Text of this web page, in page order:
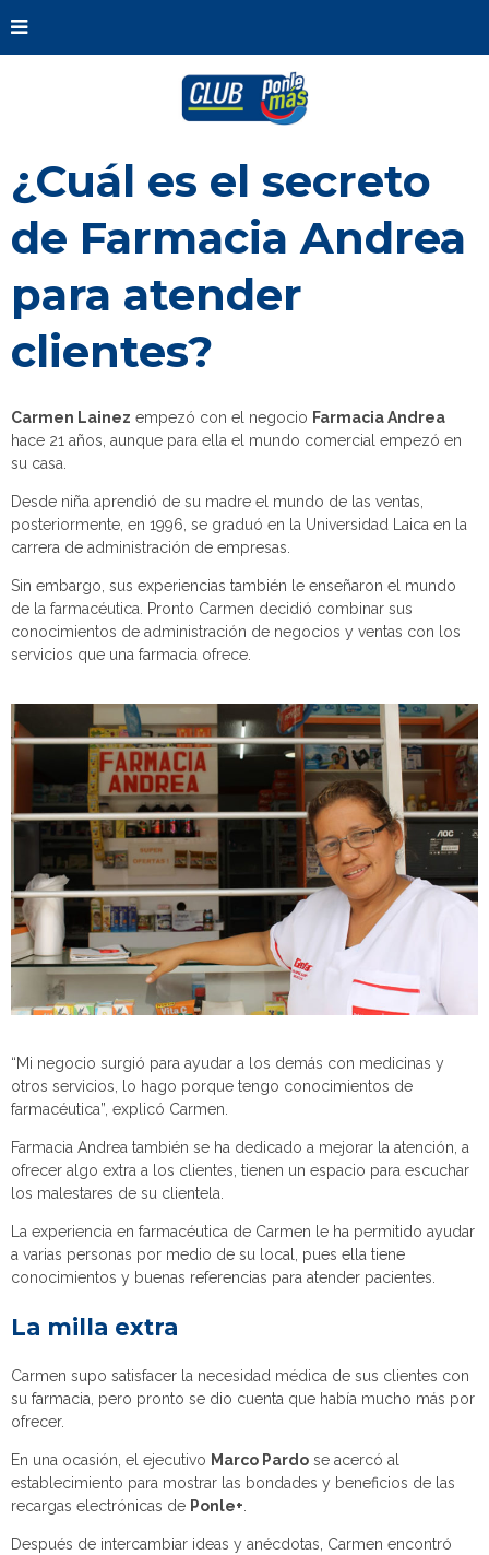
¿Cuál es el secreto
de Farmacia Andrea
para atender
clientes?
Carmen Lainez empezó con el negocio Farmacia Andrea
hace 21 años, aunque para ella el mundo comercial empezó en
su casa.
Desde niña aprendió de su madre el mundo de las ventas,
posteriormente, en 1996, se graduó en la Universidad Laica en la
carrera de administración de empresas.
Sin embargo, sus experiencias también le enseñaron el mundo
de la farmacéutica. Pronto Carmen decidió combinar sus
conocimientos de administración de negocios y ventas con los
servicios que una farmacia ofrece.
“Mi negocio surgió para ayudar a los demás con medicinas y
otros servicios, lo hago porque tengo conocimientos de
farmacéutica”, explicó Carmen.
Farmacia Andrea también se ha dedicado a mejorar la atención, a
ofrecer algo extra a los clientes, tienen un espacio para escuchar
los malestares de su clientela.
La experiencia en farmacéutica de Carmen le ha permitido ayudar
a varias personas por medio de su local, pues ella tiene
conocimientos y buenas referencias para atender pacientes.
La milla extra
Carmen supo satisfacer la necesidad médica de sus clientes con
su farmacia, pero pronto se dio cuenta que había mucho más por
ofrecer.
En una ocasión, el ejecutivo Marco Pardo se acercó al
establecimiento para mostrar las bondades y beneficios de las
recargas electrónicas de Ponle+.
Después de intercambiar ideas y anécdotas, Carmen encontró